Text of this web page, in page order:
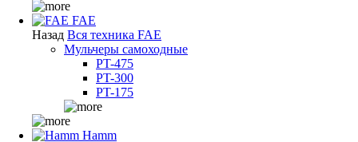
FAE
Назад Вся техника FAE
Мульчеры самоходные
PT-475
PT-300
PT-175
Hamm